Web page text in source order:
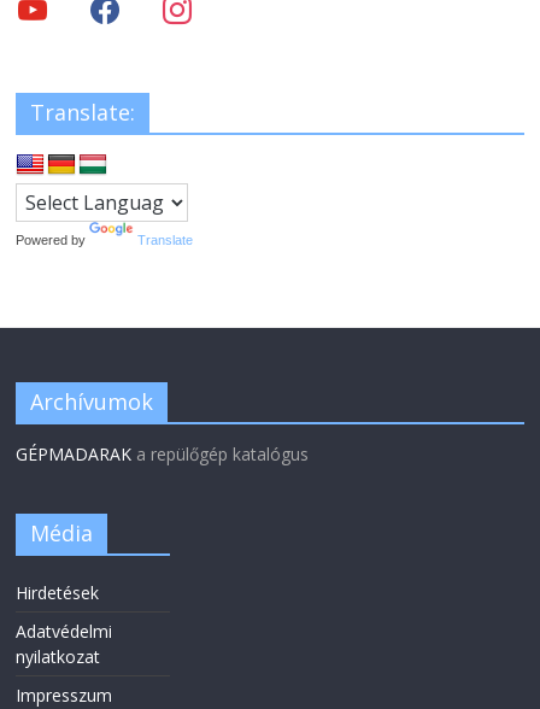
Translate:
Powered by Translate
Archívumok
GÉPMADARAK a repülőgép katalógus
Média
Hirdetések
Adatvédelmi
nyilatkozat
Impresszum